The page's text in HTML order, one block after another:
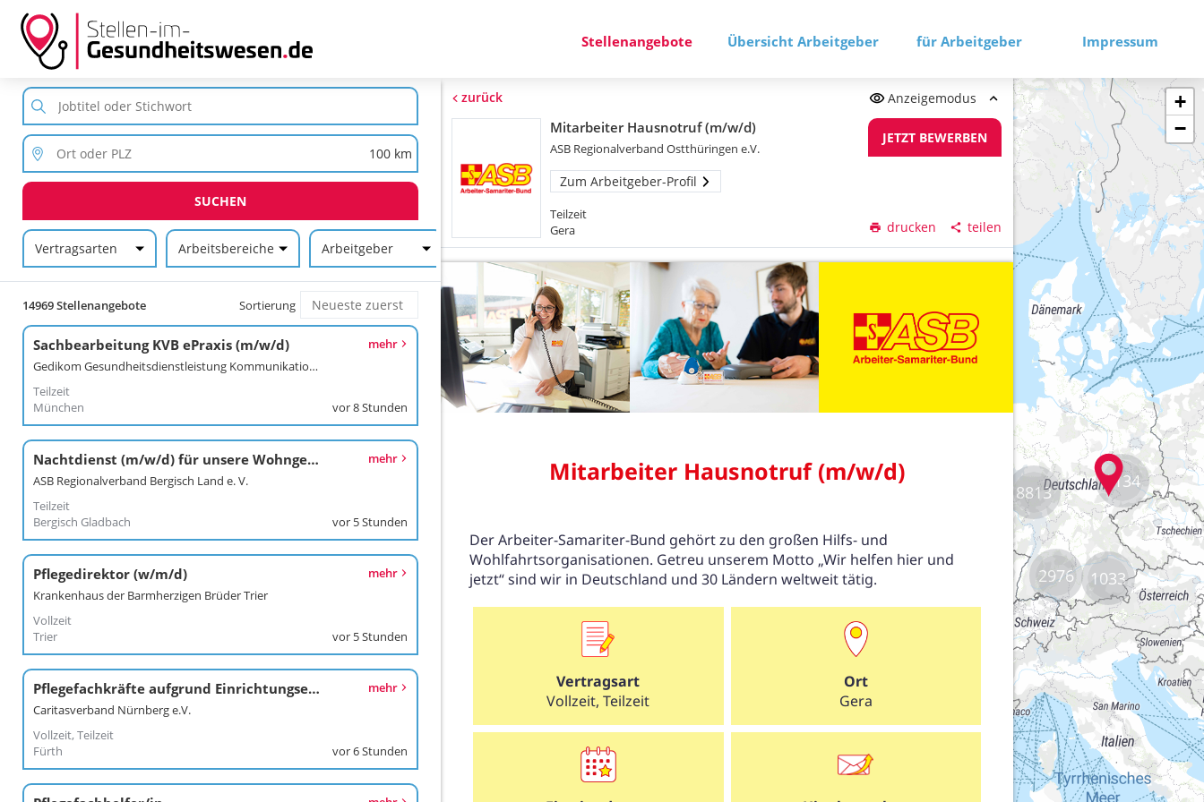
Stellenangebote Übersicht Arbeitgeber für Arbeitgeber Impressum
SUCHEN
Vertragsarten Arbeitsbereiche Arbeitgeber
14969 Stellenangebote Sortierung
Sachbearbeitung KVB ePraxis (m/w/d)
Gedikom Gesundheitsdienstleistung Kommunikation GmbH
Teilzeit
München
mehr
vor 8 Stunden
Nachtdienst (m/w/d) für unsere Wohngemeinschaften für Menschen mit Demenz
ASB Regionalverband Bergisch Land e. V.
Teilzeit
Bergisch Gladbach
mehr
vor 5 Stunden
Pflegedirektor (w/m/d)
Krankenhaus der Barmherzigen Brüder Trier
Vollzeit
Trier
mehr
vor 5 Stunden
Pflegefachkräfte aufgrund Einrichtungserweiterung
Caritasverband Nürnberg e.V.
Vollzeit, Teilzeit
Fürth
mehr
vor 6 Stunden
zurück Anzeigemodus
Mitarbeiter Hausnotruf (m/w/d)
ASB Regionalverband Ostthüringen e.V.
Zum Arbeitgeber-Profil
Teilzeit
Gera
JETZT BEWERBEN
drucken teilen
8813
2976
2134
1033
+
−